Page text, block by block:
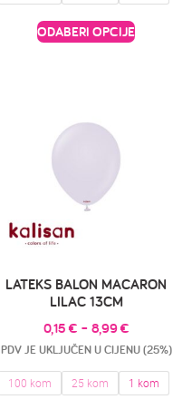
ODABERI OPCIJE
LATEKS BALON MACARON
LILAC 13CM
0,15 € – 8,99€
PDV JE UKLJUČEN U CIJENU (25%)
100 kom 25 kom 1 kom